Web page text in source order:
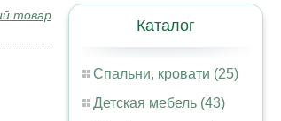
Каталог
Спальни, кровати (25)
Детская мебель (43)
товар